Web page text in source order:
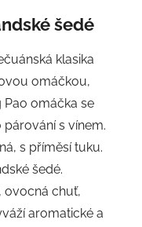
šedé
klasika
omáčkou,
Pao omáčka se
s vínem.
s příměsí tuku.
šedé.
ovocná chuť,
aromatické a